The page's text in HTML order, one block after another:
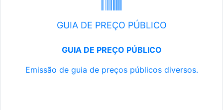
GUIA DE PREÇO PÚBLICO
GUIA DE PREÇO PÚBLICO
Emissão de guia de preços públicos diversos.